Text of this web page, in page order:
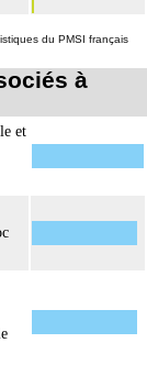
de collection
ou péricardique.
la pose d'une dérivation
radioscopie de longue
pas être facturés avec
vasculaire
du PMSI français
à
et